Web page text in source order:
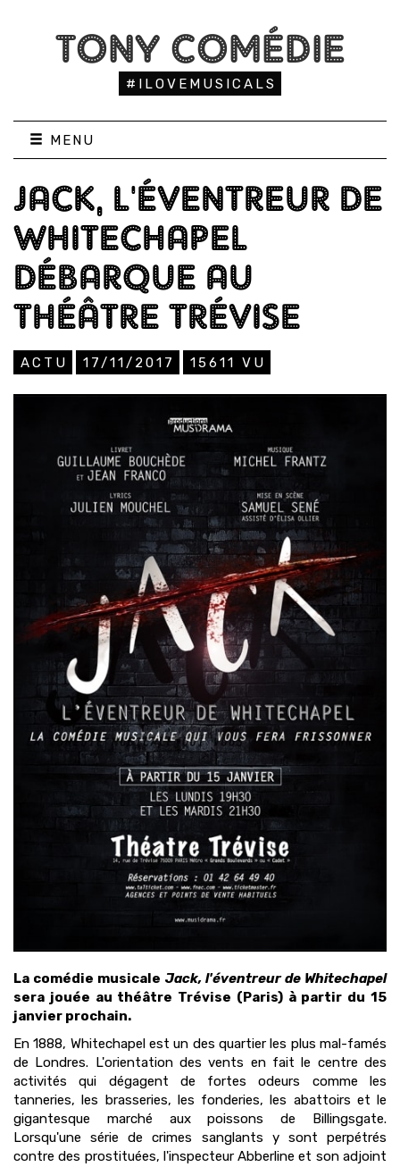
TONY COMÉDIE
#ILOVEMUSICALS
MENU
JACK, L'ÉVENTREUR DE
WHITECHAPEL
DÉBARQUE AU
THÉÂTRE TRÉVISE
ACTU 17/11/2017 15611 VU
La comédie musicale Jack, l'éventreur de Whitechapel
sera jouée au théâtre Trévise (Paris) à partir du 15
janvier prochain.
En 1888, Whitechapel est un des quartier les plus mal-famés
de Londres. L'orientation des vents en fait le centre des
activités qui dégagent de fortes odeurs comme les
tanneries, les brasseries, les fonderies, les abattoirs et le
gigantesque marché aux poissons de Billingsgate.
Lorsqu'une série de crimes sanglants y sont perpétrés
contre des prostituées, l'inspecteur Abberline et son adjoint